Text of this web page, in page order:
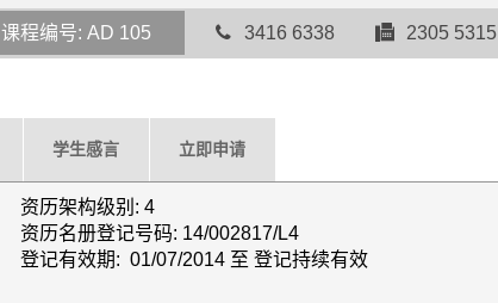
课程编号: AD 105 3416 6338 2305 5315
学生感言 立即申请
资历架构级别: 4
资历名册登记号码: 14/002817/L4
登记有效期: 01/07/2014 至 登记持续有效